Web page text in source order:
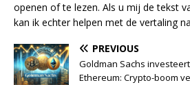
openen of te lezen. Als u mij de tekst
kan ik echter helpen met de vertaling
PREVIOUS
Goldman Sachs
Ethereum: Crypto-boom